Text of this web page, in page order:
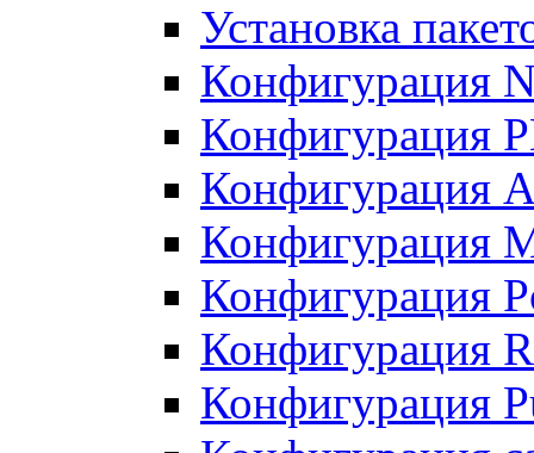
Установка
Конфигурация
Конфигурация
Конфигурация
Конфигурация
Конфигурация
Конфигурация
Конфигурация